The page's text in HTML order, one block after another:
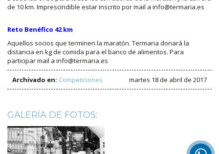
de 10 km. Imprescindible estar inscrito por mail a info@termaria.es
Reto Benéfico 42 km
Aquellos socios que terminen la maratón. Termaria donará la
distancia en kg de comida para el banco de alimentos. Para
participar mail a info@termaria.es
Archivado en: Competiciones martes 18 de abril de 2017
GALERÍA DE FOTOS: